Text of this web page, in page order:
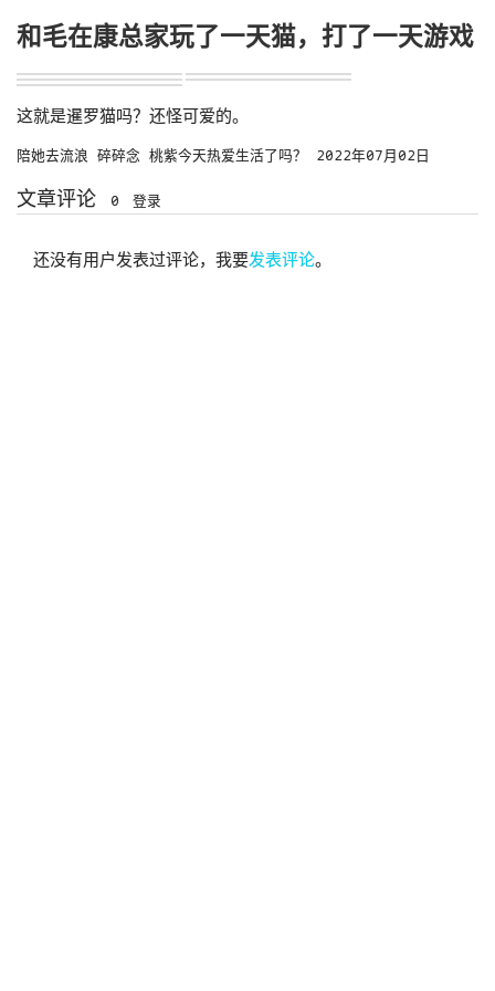
和毛在康总家玩了一天猫，打了一天游戏
实况 实况
实况
这就是暹罗猫吗？还怪可爱的。
陪她去流浪 碎碎念 桃紫今天热爱生活了吗？ 2022年07月02日
文章评论 0 登录
还没有用户发表过评论，我要发表评论。